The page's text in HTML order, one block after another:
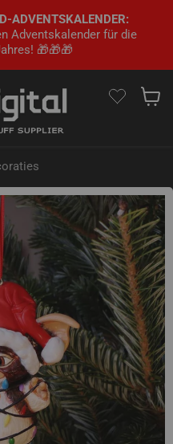
ADVENTSKALENDER:
Adventskalender für die
🎁🎁🎁